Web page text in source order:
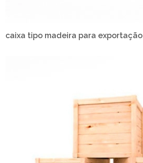
caixa tipo madeira para exportação